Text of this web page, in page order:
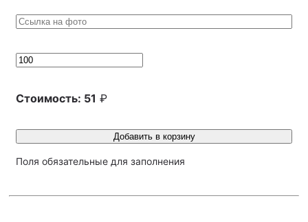
Стоимость: 51 ₽
Добавить в корзину
Поля обязательные для заполнения